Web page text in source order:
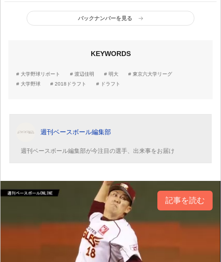
バックナンバーを見る
KEYWORDS
大学野球リポート 渡辺佳明 明大
東京六大学リーグ
大学野球
2018ドラフト ドラフト
週刊ベースボール編集部
週刊ベースボール編集部が今注目の選手、出来事をお届け
記事を読む